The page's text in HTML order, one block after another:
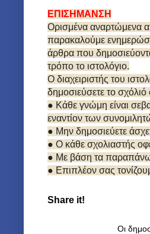
ΕΠΙΣΗΜΑΝΣΗ
Ορισμένα αναρτώμενα
παρακαλούμε
άρθρα που
τρόπο το ιστολόγιο.
Ο διαχειριστής του
δημοσιεύσετε το
● Κάθε γνώμη είναι
εναντίον των
● Μην δημοσιεύετε
● Ο κάθε σχολιαστής
● Με βάση τα παραπάνω
● Επιπλέον σας
Share it!
Οι